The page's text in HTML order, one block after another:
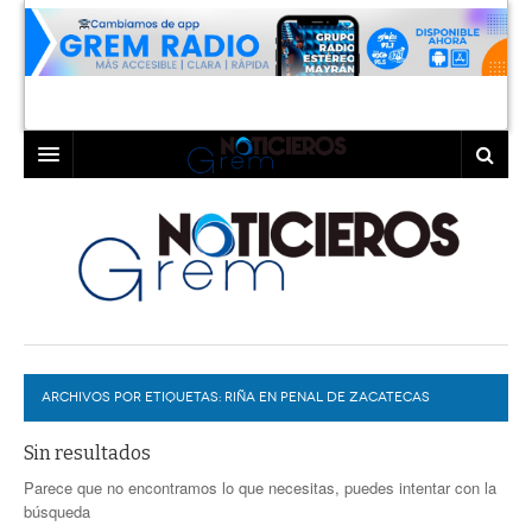
LAGUNA
TORREÓN
GÓMEZ PALACIO
LERDO
COAHUILA
DURANGO
DEPORTES
PROGRAMAS
EXA
COLABORADORES
ARCHIVOS POR ETIQUETAS: RIÑA EN PENAL DE ZACATECAS
Sin resultados
Parece que no encontramos lo que necesitas, puedes intentar con la
búsqueda